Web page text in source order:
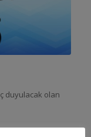
duyulacak olan